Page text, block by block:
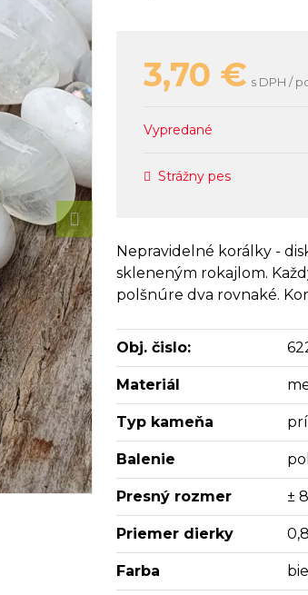
3,70 € s DPH /
Vypredané
Strážny pes
Nepravidelné korálky -
skleneným rokajlom.
polšnúre dva rovnaké.
Obj. čislo:
Materiál
Typ kameňa
Balenie
Presný rozmer ±
Priemer dierky
Farba